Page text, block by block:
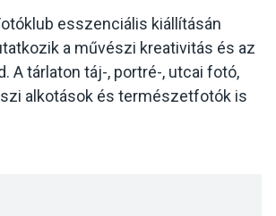
esszenciális kiállításán
a művészi kreativitás és az
A tárlaton táj-, portré-, utcai fotó,
alkotások és természetfotók is